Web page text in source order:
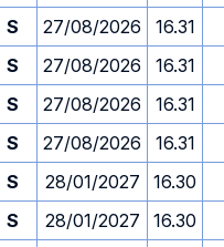
S 27/08/2026 16.31
S 27/08/2026 16.31
S 27/08/2026 16.31
S 27/08/2026 16.31
S 28/01/2027 16.30
S 28/01/2027 16.30